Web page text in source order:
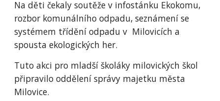
Na děti čekaly soutěže v infostánku Ekokomu,
rozbor komunálního odpadu, seznámení se
systémem třídění odpadu v Milovicích a
spousta ekologických her.
Tuto akci pro mladší školáky milovických škol
připravilo oddělení správy majetku města
Milovice.